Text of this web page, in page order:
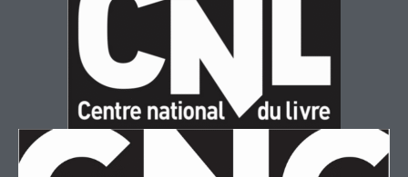
t
a
g
b
o